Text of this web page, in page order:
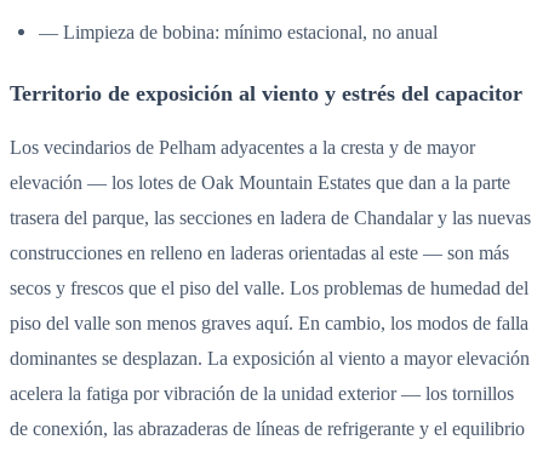
— Limpieza de bobina: mínimo estacional, no anual
Territorio de exposición al viento y estrés del capacitor
Los vecindarios de Pelham adyacentes a la cresta y de mayor
elevación — los lotes de Oak Mountain Estates que dan a la parte
trasera del parque, las secciones en ladera de Chandalar y las nuevas
construcciones en relleno en laderas orientadas al este — son más
secos y frescos que el piso del valle. Los problemas de humedad del
piso del valle son menos graves aquí. En cambio, los modos de falla
dominantes se desplazan. La exposición al viento a mayor elevación
acelera la fatiga por vibración de la unidad exterior — los tornillos
de conexión, las abrazaderas de líneas de refrigerante y el equilibrio